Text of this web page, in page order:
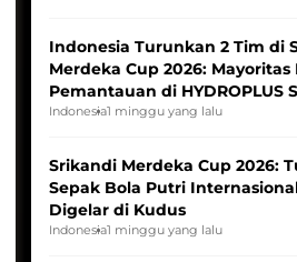
Indonesia Turunkan 2 Tim di
Merdeka Cup 2026: Mayoritas
Pemantauan di HYDROPLUS
League
Indonesia1 minggu yang lalu
Srikandi Merdeka Cup 2026:
Sepak Bola Putri
Digelar di Kudus
Indonesia1 minggu yang lalu